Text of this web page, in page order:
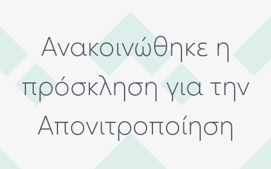
Ανακοινώθηκε η
πρόσκληση για την
Απονιτροποίηση